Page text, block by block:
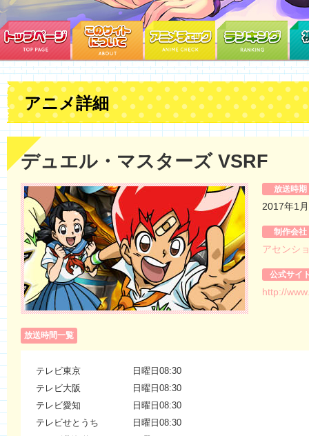
アニメ詳細
デュエル・マスターズ VSRF
放送時期
2017年1
制作会社
アセンシ
公式サイ
http://
放送時間一覧
テレビ東京
日曜日08:30
テレビ大阪
日曜日08:30
テレビ愛知
日曜日08:30
テレビせとうち
日曜日08:30